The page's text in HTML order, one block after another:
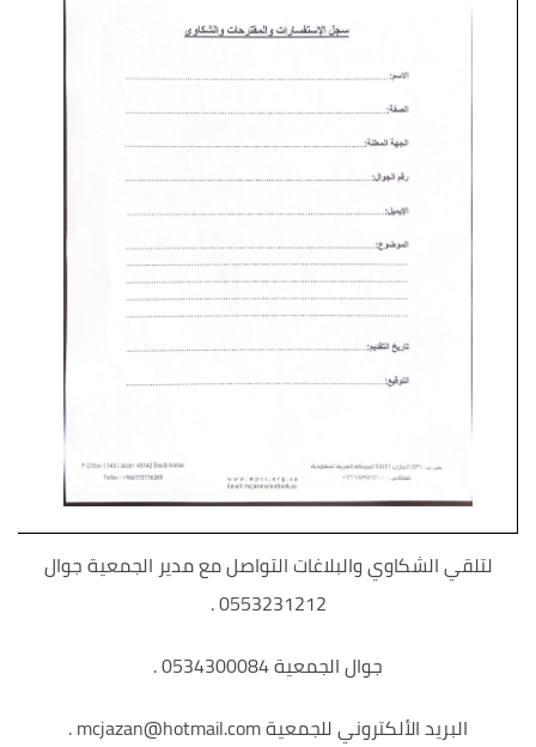
لتلقي الشكاوي والبلاغات التواصل مع مدير الجمعية جوال
0553231212 .
جوال الجمعية 0534300084 .
البريد الألكتروني للجمعية mcjazan@hotmail.com .